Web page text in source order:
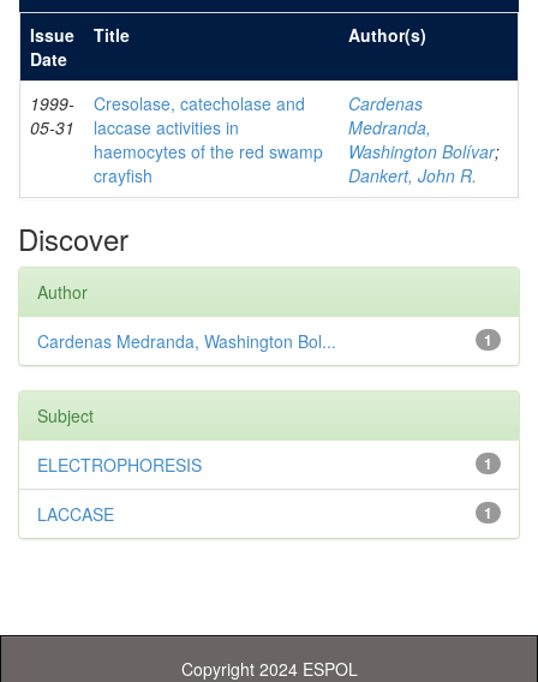
Issue
Date
Title Author(s)
1999-
05-31
Cresolase, catecholase and
laccase activities in
haemocytes of the red swamp
crayfish
Cardenas
Medranda,
Washington Bolívar;
Dankert, John R.
Discover
Author
1
Cardenas Medranda, Washington Bol...
Subject
1
ELECTROPHORESIS
1
LACCASE
Copyright 2024 ESPOL